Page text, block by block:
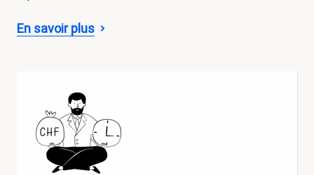
En savoir plus